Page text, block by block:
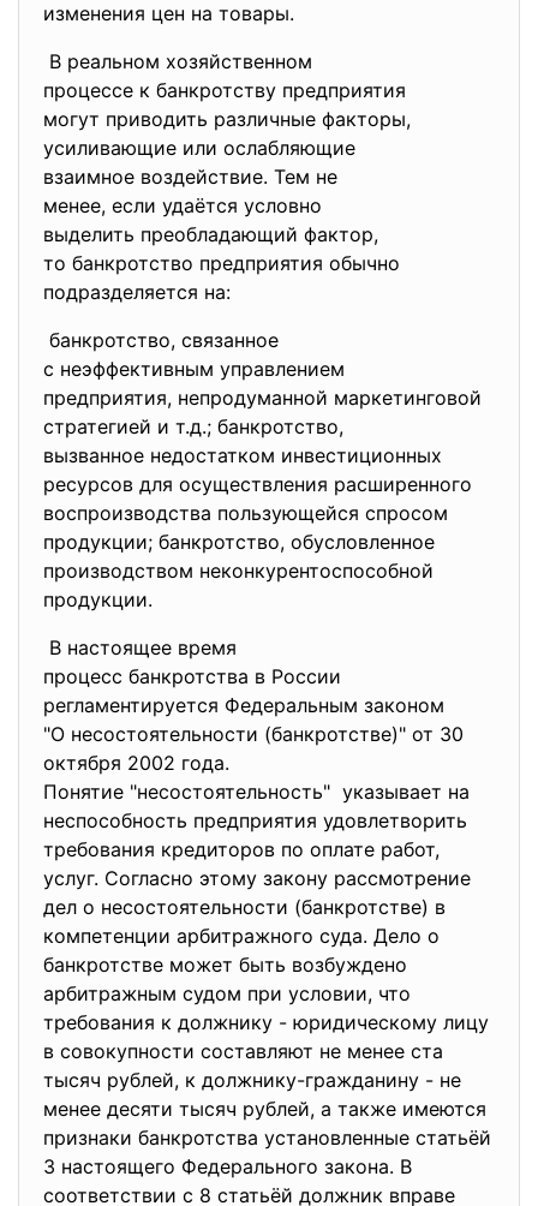
изменения цен на товары.
В реальном хозяйственном
процессе к банкротству предприятия
могут приводить различные факторы,
усиливающие или ослабляющие
взаимное воздействие. Тем не
менее, если удаётся условно
выделить преобладающий фактор,
то банкротство предприятия обычно
подразделяется на:
банкротство, связанное
с неэффективным управлением
предприятия, непродуманной маркетинговой
стратегией и т.д.; банкротство,
вызванное недостатком инвестиционных
ресурсов для осуществления расширенного
воспроизводства пользующейся спросом
продукции; банкротство, обусловленное
производством неконкурентоспособной
продукции.
В настоящее время
процесс банкротства в России
регламентируется Федеральным законом
"О несостоятельности (банкротстве)" от 30
октября 2002 года.
Понятие "несостоятельность" указывает на
неспособность предприятия удовлетворить
требования кредиторов по оплате работ,
услуг. Согласно этому закону рассмотрение
дел о несостоятельности (банкротстве) в
компетенции арбитражного суда. Дело о
банкротстве может быть возбуждено
арбитражным судом при условии, что
требования к должнику - юридическому лицу
в совокупности составляют не менее ста
тысяч рублей, к должнику-гражданину - не
менее десяти тысяч рублей, а также имеются
признаки банкротства установленные статьёй
3 настоящего Федерального закона. В
соответствии с 8 статьёй должник вправе